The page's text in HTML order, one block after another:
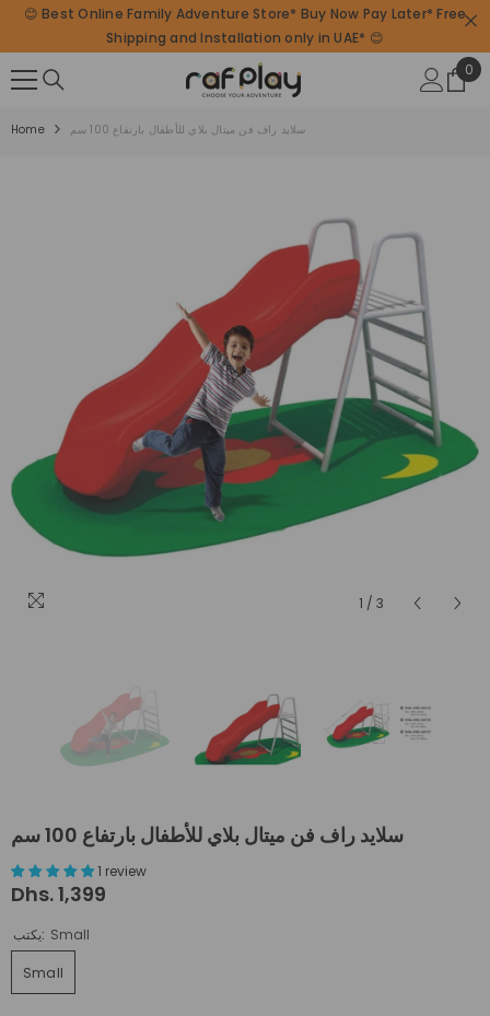
SKIP TO CONTENT
😊 Best Online Family Adventure Store* Buy Now Pay Later* Free
Shipping and Installation only in UAE* 😊
0
0
Home سلايد راف فن ميتال بلاي للأطفال بارتفاع 100 سم
1 / 3
سلايد راف فن ميتال بلاي للأطفال بارتفاع 100 سم
1 review
Dhs. 1,399
يكتب: Small
Small